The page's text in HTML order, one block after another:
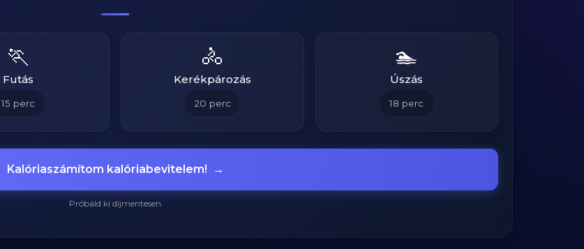
🏃
Futás
15 perc
🚴
Kerékpározás
20 perc
🏊
Úszás
18 perc
Kalóriaszámítom kalóriabevitelem! →
Próbáld ki díjmentesen